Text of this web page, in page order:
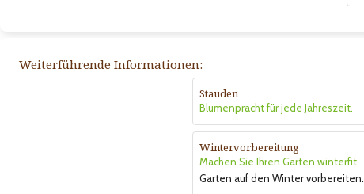
Weiterführende Informationen:
Stauden
Blumenpracht für jede Jahreszeit.
Wintervorbereitung
Machen Sie Ihren Garten winterfit.
Garten auf den Winter vorbereiten.